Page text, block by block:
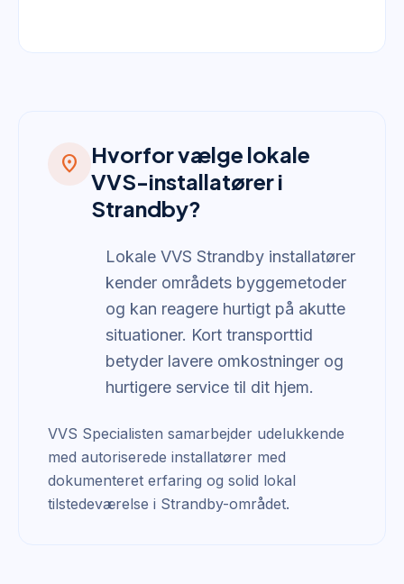
location_on
Hvorfor vælge lokale
VVS-installatører i
Strandby?
Lokale VVS Strandby installatører
kender områdets byggemetoder
og kan reagere hurtigt på akutte
situationer. Kort transporttid
betyder lavere omkostninger og
hurtigere service til dit hjem.
VVS Specialisten samarbejder udelukkende
med autoriserede installatører med
dokumenteret erfaring og solid lokal
tilstedeværelse i Strandby-området.